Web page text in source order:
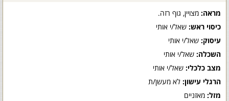
מראה: מצויין, גוף רזה.
כיסוי ראש: שאל/י אותי
עיסוק: שאל/י אותי
השכלה: שאל/י אותי
מצב כלכלי: שאל/י אותי
הרגלי עישון: לא מעשן/ת
מזל: מאזניים